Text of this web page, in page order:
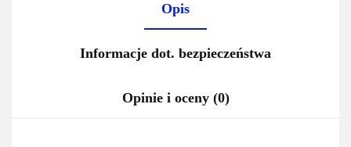
Opis
Informacje dot. bezpieczeństwa
Opinie i oceny (0)